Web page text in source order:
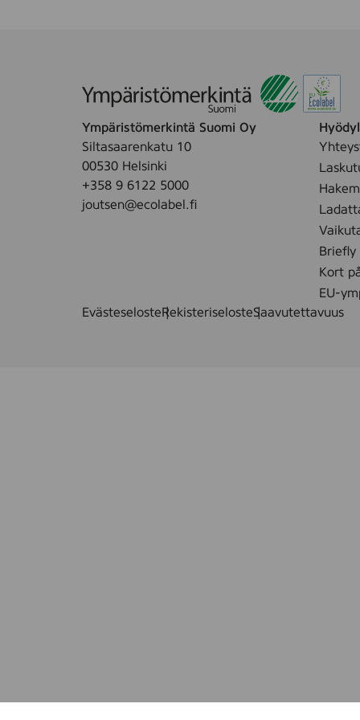
Ympäristömerkintä Suomi Oy
Siltasaarenkatu 10
00530 Helsinki
+358 9 6122 5000
joutsen@ecolabel.fi
Briefly
Kort
EU-
EvästeselosteRekisteriselosteSaavutettavuus